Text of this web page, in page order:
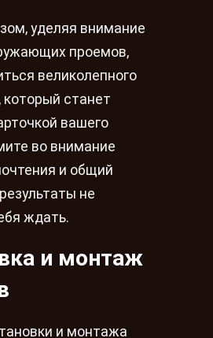
уделяя внимание
проемов,
великолепного
который станет
вашего
во внимание
и общий
не
ждать.
и монтаж
и монтажа